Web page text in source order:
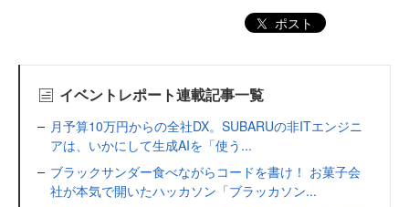
ポスト
イベントレポート連載記事一覧
月予算10万円からの全社DX。SUBARUの非ITエンジニ
アは、いかにして生成AIを「使う...
ブラックサンダー食べながらコードを書け！ お菓子会
社が本気で開いたハッカソン「ブラッカソン...